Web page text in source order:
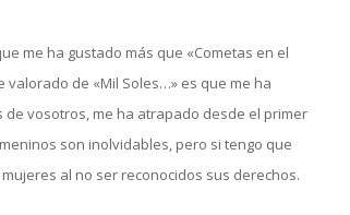
me ha gustado más que «Cometas en el
valorado de «Mil Soles…» es que me ha
de vosotros, me ha atrapado desde el primer
son inolvidables, pero si tengo que
al no ser reconocidos sus derechos.